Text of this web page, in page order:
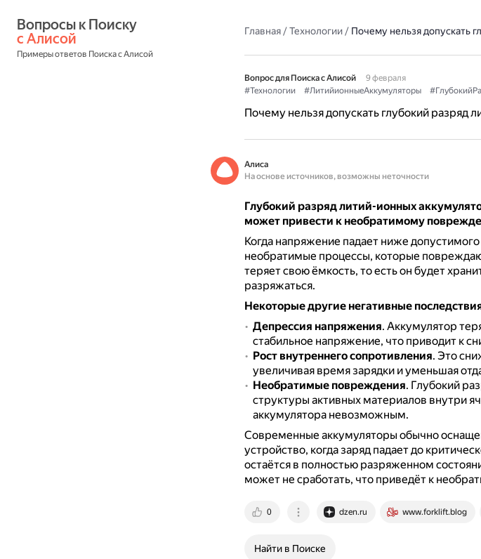
с Алисой
Примеры ответов Поиска с Алисой
Главная/Технологии/ Почему нельзя допускать
Вопрос для Поиска с Алисой
9 февраля
#Технологии
#ЛитийионныеАккумуляторы
Почему нельзя допускать глубокий разряд
Алиса
На основе источников, возможны неточности
Глубокий разряд литий-ионных
может привести к необратимому
Когда напряжение падает ниже
необратимые процессы, которые
теряет свою ёмкость, то есть он будет
разряжаться.
Некоторые другие негативные
Депрессия напряжения. Аккумулятор
стабильное напряжение, что приводит к
Рост внутреннего сопротивления. Это
увеличивая время зарядки и уменьшая
Необратимые повреждения. Глубокий
структуры активных материалов внутри
аккумулятора невозможным.
Современные аккумуляторы обычно
устройство, когда заряд падает до
остаётся в полностью разряженном
может не сработать, что приведёт к
0 dzen.ru www.forklift.blog
Найти в Поиске